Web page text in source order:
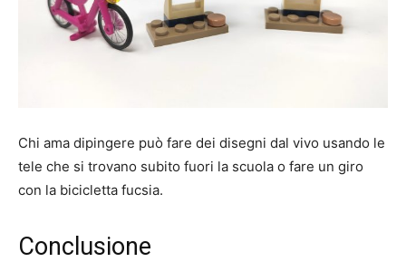
Chi ama dipingere può fare dei disegni dal vivo usando le
tele che si trovano subito fuori la scuola o fare un giro
con la bicicletta fucsia.
Conclusione